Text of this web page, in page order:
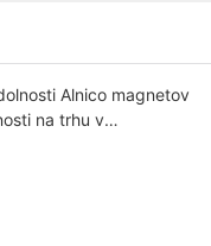
Alnico magnetov
na trhu v